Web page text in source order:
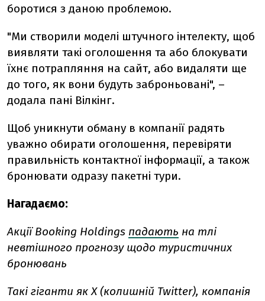
боротися з даною проблемою.
"Ми створили моделі штучного інтелекту, щоб
виявляти такі оголошення та або блокувати
їхнє потрапляння на сайт, або видаляти ще
до того, як вони будуть заброньовані", –
додала пані Вілкінг.
Щоб уникнути обману в компанії радять
уважно обирати оголошення, перевіряти
правильність контактної інформації, а також
бронювати одразу пакетні тури.
Нагадаємо:
Акції Booking Holdings падають на тлі
невтішного прогнозу щодо туристичних
бронювань
Такі гіганти як X (колишній Twitter), компанія